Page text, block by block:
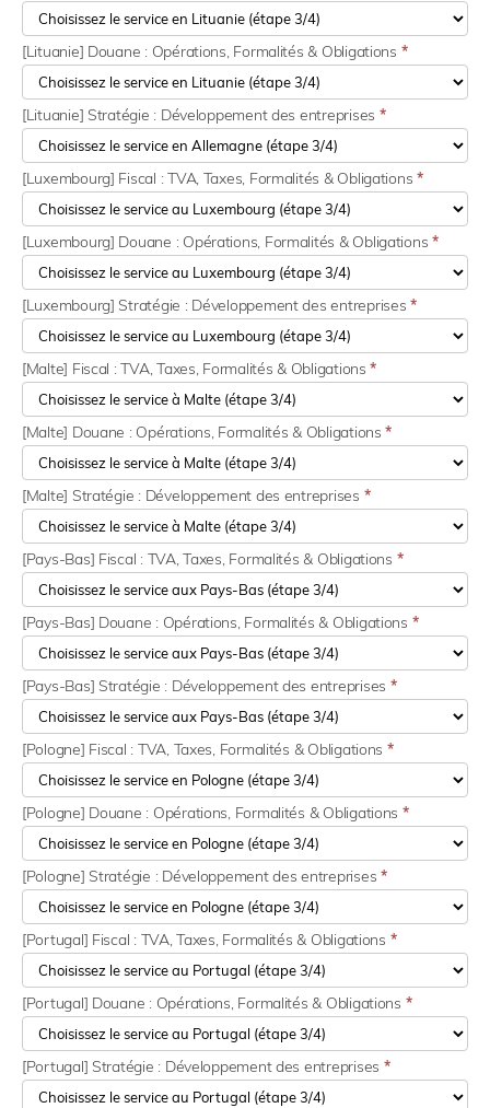
[Lituanie] Douane : Opérations, Formalités & Obligations *
[Lituanie] Stratégie : Développement des entreprises *
[Luxembourg] Fiscal : TVA, Taxes, Formalités & Obligations*
[Luxembourg] Douane : Opérations, Formalités & Obligations*
[Luxembourg] Stratégie : Développement des entreprises*
[Malte] Fiscal : TVA, Taxes, Formalités & Obligations*
[Malte] Douane : Opérations, Formalités & Obligations*
[Malte] Stratégie : Développement des entreprises *
[Pays-Bas] Fiscal : TVA, Taxes, Formalités & Obligations *
[Pays-Bas] Douane : Opérations, Formalités & Obligations *
[Pays-Bas] Stratégie : Développement des entreprises *
[Pologne] Fiscal : TVA, Taxes, Formalités & Obligations *
[Pologne] Douane : Opérations, Formalités & Obligations *
[Pologne] Stratégie : Développement des entreprises *
[Portugal] Fiscal : TVA, Taxes, Formalités & Obligations *
[Portugal] Douane : Opérations, Formalités & Obligations *
[Portugal] Stratégie : Développement des entreprises *